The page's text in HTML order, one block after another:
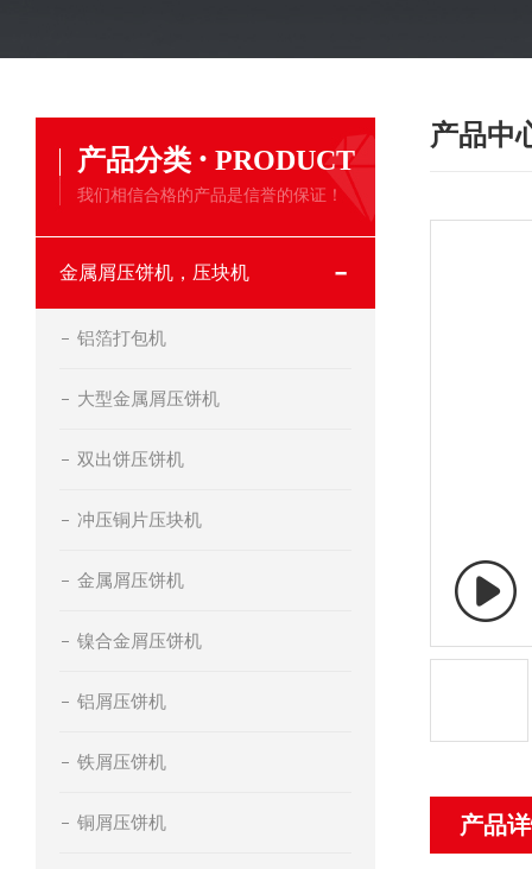
产品分类 · PRODUCT
我们相信合格的产品是信誉的保证！
金属屑压饼机，压块机
铝箔打包机
大型金属屑压饼机
双出饼压饼机
冲压铜片压块机
金属屑压饼机
镍合金屑压饼机
铝屑压饼机
铁屑压饼机
铜屑压饼机
产品中
产品